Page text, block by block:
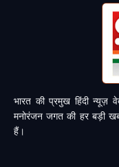
भारत की प्रमुख हिंदी न्यूज़
मनोरंजन जगत की हर बड़ी
हैं।